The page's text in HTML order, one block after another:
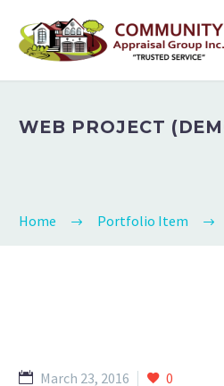
WEB PROJECT
Home Portfolio Item
March 23, 2016 0